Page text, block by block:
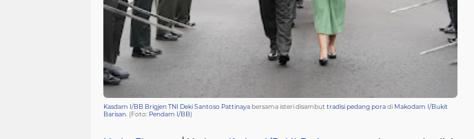
Kasdam I/BB Brigjen TNI Deki Santoso Pattinaya bersama isteri disambut tradisi pedang poradi Makodam I/Bukit
Barisan . (Foto: Pendam I/BB)